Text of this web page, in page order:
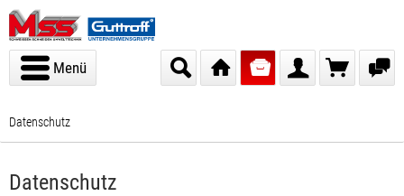
Menü
Datenschutz
Datenschutz